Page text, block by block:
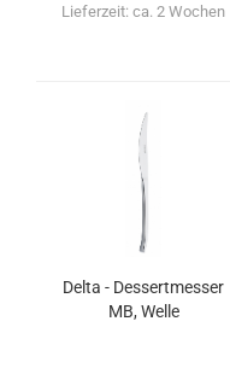
Lieferzeit: ca. 2 Wochen
Delta - Dessertmesser
MB, Welle